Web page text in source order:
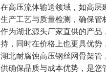
在高压流体输送领域，如高层
生产工艺与质量检测，确保管
作为湖北源头厂家直供的产品
持，同时在价格上也更具优势
湖北耐腐蚀高压钢丝网骨架管
供确保品质与成本优势，是您